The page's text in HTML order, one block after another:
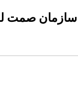
سازمان صمت